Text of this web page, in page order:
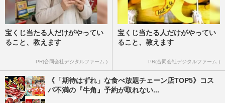
宝くじ当たる人だけがやってい
ること、教えます
PR(合同会社デジタルファーム )
宝くじ当たる人だけがやってい
ること、教えます
PR(合同会社デジタルファーム )
《「期待はずれ」な食べ放題チェーン店TOP5》コス
パ不満の『牛角』予約が取れない...